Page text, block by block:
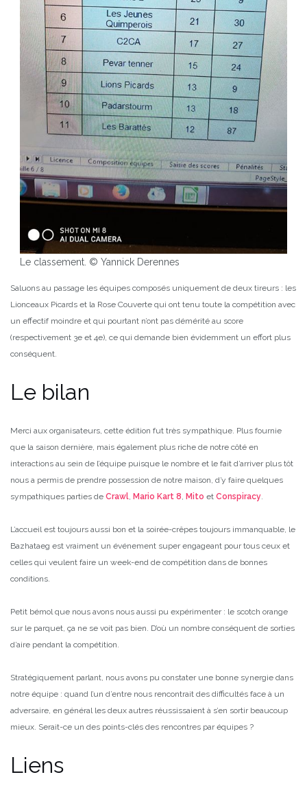
Le classement. © Yannick Derennes
Saluons au passage les équipes composés uniquement de deux tireurs : les
Lionceaux Picards et la Rose Couverte qui ont tenu toute la compétition avec
un effectif moindre et qui pourtant n’ont pas démérité au score
(respectivement 3e et 4e), ce qui demande bien évidemment un effort plus
conséquent.
Le bilan
Merci aux organisateurs, cette édition fut très sympathique. Plus fournie
que la saison dernière, mais également plus riche de notre côté en
interactions au sein de l’équipe puisque le nombre et le fait d’arriver plus tôt
nous a permis de prendre possession de notre maison, d’y faire quelques
sympathiques parties de Crawl, Mario Kart 8, Mito et Conspiracy.
L’accueil est toujours aussi bon et la soirée-crêpes toujours immanquable, le
Bazhataeg est vraiment un événement super engageant pour tous ceux et
celles qui veulent faire un week-end de compétition dans de bonnes
conditions.
Petit bémol que nous avons nous aussi pu expérimenter : le scotch orange
sur le parquet, ça ne se voit pas bien. D’où un nombre conséquent de sorties
d’aire pendant la compétition.
Stratégiquement parlant, nous avons pu constater une bonne synergie dans
notre équipe : quand l’un d’entre nous rencontrait des difficultés face à un
adversaire, en général les deux autres réussissaient à s’en sortir beaucoup
mieux. Serait-ce un des points-clés des rencontres par équipes ?
Liens